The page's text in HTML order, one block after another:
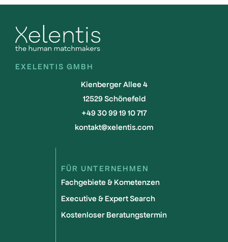
EXELENTIS GMBH
Kienberger Allee 4
12529 Schönefeld
+49 30 99 19 10 717
kontakt@xelentis.com
FÜR UNTERNEHMEN
Fachgebiete & Kometenzen
Executive & Expert Search
Kostenloser Beratungstermin